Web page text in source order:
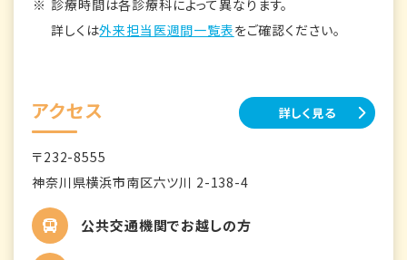
診療時間は各診療科によって異なります。
詳しくは外来担当医週間一覧表をご確認ください。
アクセス 詳しく見る
〒232-8555
神奈川県横浜市南区六ツ川 2-138-4
公共交通機関でお越しの方